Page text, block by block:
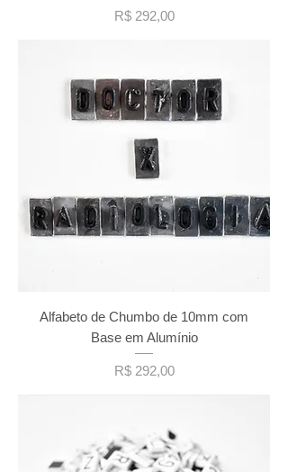
Preço
R$ 292,00
Alfabeto de Chumbo de 10mm com
Base em Alumínio
Preço
R$ 292,00